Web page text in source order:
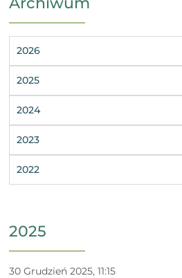
2026
2025
2024
2023
2022
2025
30 Grudzień 2025, 11:15